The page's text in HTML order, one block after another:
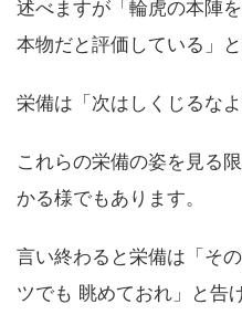
述べますが「輪虎の本陣
本物だと評価している」と
栄備は「次はしくじるな
これらの栄備の姿を見る
かる様でもあります。
言い終わると栄備は「そ
ツでも 眺めておれ」と告